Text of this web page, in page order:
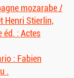
mozarabe /
Henri Stierlin,
: Actes
: Fabien
.